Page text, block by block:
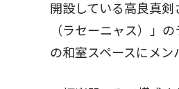
開設している高良真
（ラセーニャス）」
の和室スペースにメン